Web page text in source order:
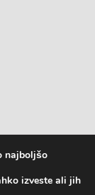
najboljšo
izveste ali jih